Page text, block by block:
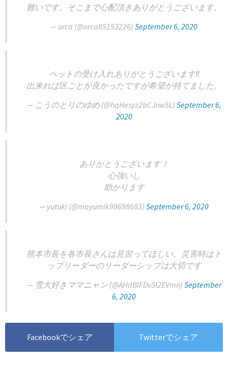
難いです。そこまで心配頂きありがとうございます。
— orca (@orca85153226) September 6, 2020
ペットの受け入れありがとうございます‼️
出来れば区ごとが良かったですが希望が持てました。
— こうのとりのゆめ (@hqHesyz2bCJnw5L) September 6,
2020
ありがとうございます！
心強いし
助かります
— yutuki (@mayumik99698683) September 6, 2020
熊本市長を各市長さんは見習ってほしい、災害時はト
ップリーダーのリーダーシップは大切です
— 雪大好きママニャン (@AHdBlFDv5I2EVmn) September
6, 2020
Facebookでシェア Twitterでシェア